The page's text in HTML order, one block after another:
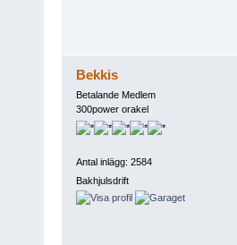
Bekkis
Betalande Medlem
300power orakel
Antal inlägg: 2584
Bakhjulsdrift